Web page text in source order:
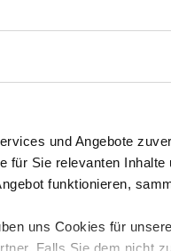
und Angebote
für Sie relevanten
funktionieren,
uns Cookies für
Falls Sie dem nicht